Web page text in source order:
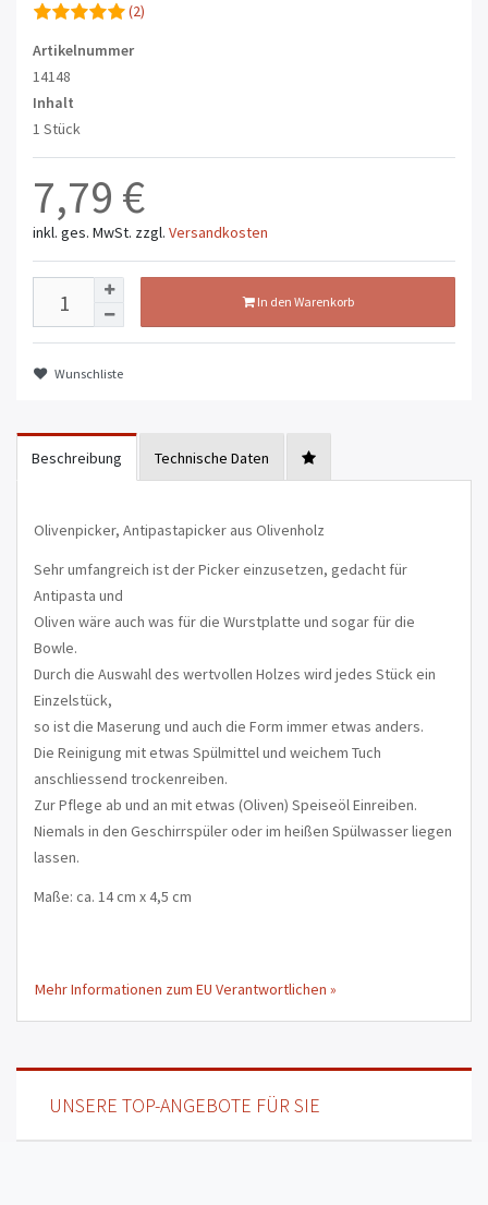
(2)
Artikelnummer
14148
Inhalt
1 Stück
7,79 €
inkl. ges. MwSt. zzgl. Versandkosten
In den Warenkorb
Wunschliste
Beschreibung Technische Daten
Olivenpicker, Antipastapicker aus Olivenholz
Sehr umfangreich ist der Picker einzusetzen, gedacht für
Antipasta und
Oliven wäre auch was für die Wurstplatte und sogar für die
Bowle.
Durch die Auswahl des wertvollen Holzes wird jedes Stück ein
Einzelstück,
so ist die Maserung und auch die Form immer etwas anders.
Die Reinigung mit etwas Spülmittel und weichem Tuch
anschliessend trockenreiben.
Zur Pflege ab und an mit etwas (Oliven) Speiseöl Einreiben.
Niemals in den Geschirrspüler oder im heißen Spülwasser liegen
lassen.
Maße: ca. 14 cm x 4,5 cm
Mehr Informationen zum EU Verantwortlichen »
UNSERE TOP-ANGEBOTE FÜR SIE